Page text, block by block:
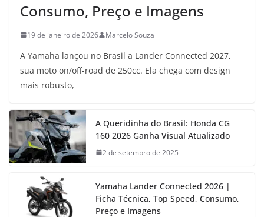
Consumo, Preço e Imagens
19 de janeiro de 2026 Marcelo Souza
A Yamaha lançou no Brasil a Lander Connected 2027,
sua moto on/off-road de 250cc. Ela chega com design
mais robusto,
A Queridinha do Brasil: Honda CG
160 2026 Ganha Visual Atualizado
2 de setembro de 2025
Yamaha Lander Connected 2026 |
Ficha Técnica, Top Speed, Consumo,
Preço e Imagens